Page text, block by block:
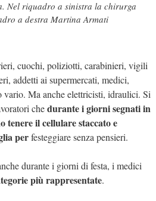
Nel riquadro a sinistra la chirurga
a destra Martina Armati
cuochi, poliziotti, carabinieri, vigili
addetti ai supermercati, medici,
vario. Ma anche elettricisti, idraulici. Si
chedurante i giorni segnati in
tenere il cellulare staccato e
perfesteggiare senza pensieri.
durante i giorni di festa, i medici
più rappresentate.